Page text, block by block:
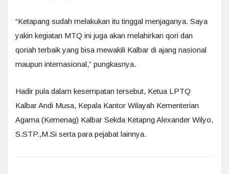
“Ketapang sudah melakukan itu tinggal menjaganya. Saya
yakin kegiatan MTQ ini juga akan melahirkan qori dan
qoriah terbaik yang bisa mewakili Kalbar di ajang nasional
maupun internasional,” pungkasnya.
Hadir pula dalam kesempatan tersebut, Ketua LPTQ
Kalbar Andi Musa, Kepala Kantor Wilayah Kementerian
Agama (Kemenag) Kalbar Sekda Ketapng Alexander Wilyo,
S.STP.,M.Si serta para pejabat lainnya.